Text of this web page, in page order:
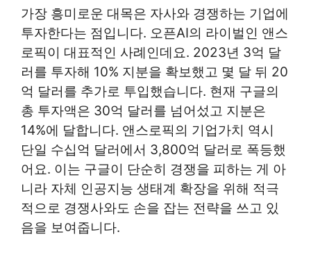
가장 흥미로운 대목은 자사와 경쟁하는 기업에
투자한다는 점입니다. 오픈AI의 라이벌인 앤스
로픽이 대표적인 사례인데요. 2023년 3억 달
러를 투자해 10% 지분을 확보했고 몇 달 뒤 20
억 달러를 추가로 투입했습니다. 현재 구글의
총 투자액은 30억 달러를 넘어섰고 지분은
14%에 달합니다. 앤스로픽의 기업가치 역시
단일 수십억 달러에서 3,800억 달러로 폭등했
어요. 이는 구글이 단순히 경쟁을 피하는 게 아
니라 자체 인공지능 생태계 확장을 위해 적극
적으로 경쟁사와도 손을 잡는 전략을 쓰고 있
음을 보여줍니다.